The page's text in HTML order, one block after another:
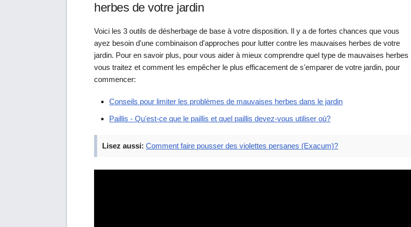
herbes de votre jardin
Voici les 3 outils de désherbage de base à votre disposition. Il y a de fortes chances que vous
ayez besoin d'une combinaison d'approches pour lutter contre les mauvaises herbes de votre
jardin. Pour en savoir plus, pour vous aider à mieux comprendre quel type de mauvaises herbes
vous traitez et comment les empêcher le plus efficacement de s'emparer de votre jardin, pour
commencer:
Conseils pour limiter les problèmes de mauvaises herbes dans le jardin
Paillis - Qu'est-ce que le paillis et quel paillis devez-vous utiliser où?
Lisez aussi: Comment faire pousser des violettes persanes (Exacum)?